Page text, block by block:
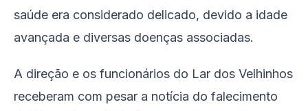
saúde era considerado delicado, devido a idade
avançada e diversas doenças associadas.
A direção e os funcionários do Lar dos Velhinhos
receberam com pesar a notícia do falecimento